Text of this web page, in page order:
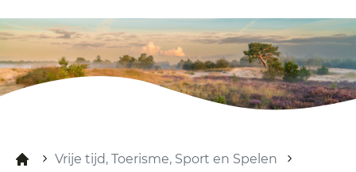
Vrije tijd, Toerisme, Sport en Spelen